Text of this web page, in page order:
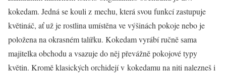
kokedam. Jedná se kouli z mechu, která svou funkcí zastupuje
květináč, ať už je rostlina umístěna ve výšinách pokoje nebo je
položena na okrasném talířku. Kokedam vyrábí ručně sama
majitelka obchodu a vsazuje do něj převážně pokojové typy
květin. Kromě klasických orchidejí v kokedamu na niti nalezneš i